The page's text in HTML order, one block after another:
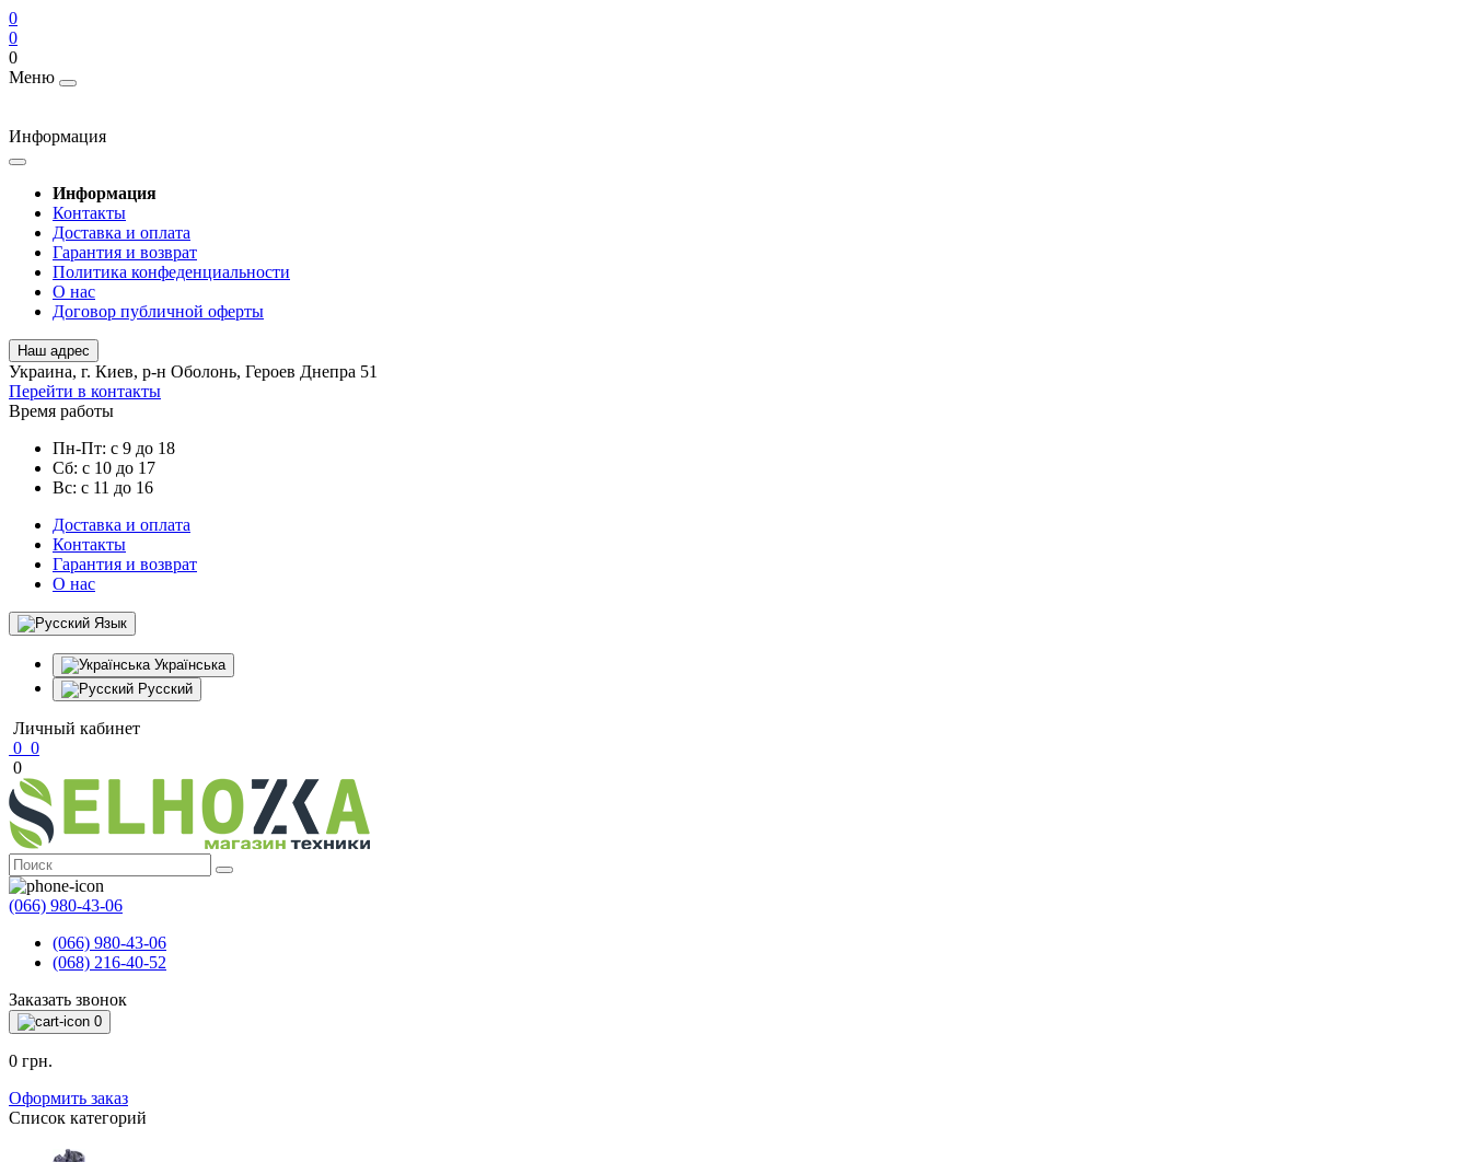
0
0
0
Меню
Информация
Информация
Контакты
Доставка и оплата
Гарантия и возврат
Политика конфеденциальности
О нас
Договор публичной оферты
Наш адрес
Украина, г. Киев, р-н Оболонь, Героев Днепра 51
Перейти в контакты
Время работы
Пн-Пт: с 9 до 18
Сб: с 10 до 17
Вс: с 11 до 16
Доставка и оплата
Контакты
Гарантия и возврат
О нас
Язык
Українська
Русский
Личный кабинет
0 0
0
(066) 980-43-06
(066) 980-43-06
(068) 216-40-52
Заказать звонок
0
0 грн.
Оформить заказ
Список категорий